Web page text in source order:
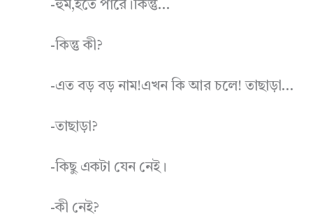
-হুম,হতে পারে।কিন্তু…
-কিন্তু কী?
-এত বড় বড় নাম!এখন কি আর চলে! তাছাড়া…
-তাছাড়া?
-কিছু একটা যেন নেই।
-কী নেই?